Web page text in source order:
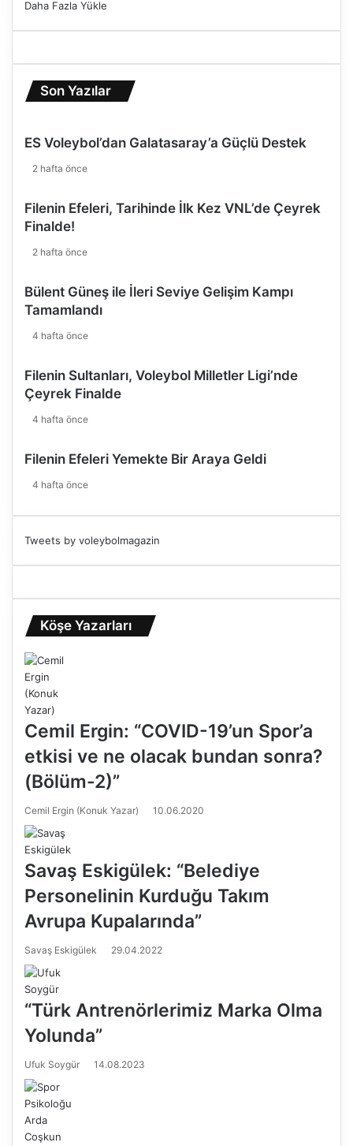
Daha Fazla Yükle
Son Yazılar
ES Voleybol’dan Galatasaray’a Güçlü Destek
2 hafta önce
Filenin Efeleri, Tarihinde İlk Kez VNL’de Çeyrek
Finalde!
2 hafta önce
Bülent Güneş ile İleri Seviye Gelişim Kampı
Tamamlandı
4 hafta önce
Filenin Sultanları, Voleybol Milletler Ligi’nde
Çeyrek Finalde
4 hafta önce
Filenin Efeleri Yemekte Bir Araya Geldi
4 hafta önce
Tweets by voleybolmagazin
Köşe Yazarları
Cemil Ergin: “COVID-19’un Spor’a
etkisi ve ne olacak bundan sonra?
(Bölüm-2)”
Cemil Ergin (Konuk Yazar) 10.06.2020
Savaş Eskigülek: “Belediye
Personelinin Kurduğu Takım
Avrupa Kupalarında”
Savaş Eskigülek 29.04.2022
“Türk Antrenörlerimiz Marka Olma
Yolunda”
Ufuk Soygür 14.08.2023